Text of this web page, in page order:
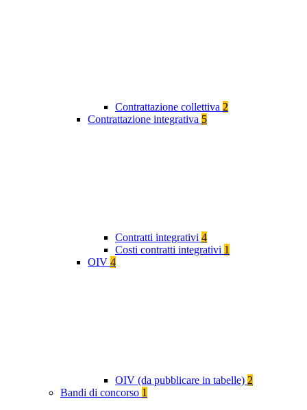
Contrattazione collettiva 2
Contrattazione integrativa 5
Contratti integrativi 4
Costi contratti integrativi 1
OIV 4
OIV (da pubblicare in tabelle) 2
Bandi di concorso 1